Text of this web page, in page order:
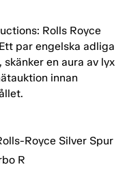
Rolls Royce
par engelska adliga
en aura av lyx
innan